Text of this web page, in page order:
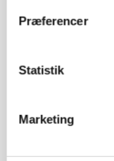
Præferencer
Statistik
Marketing
MARKED
Uændret